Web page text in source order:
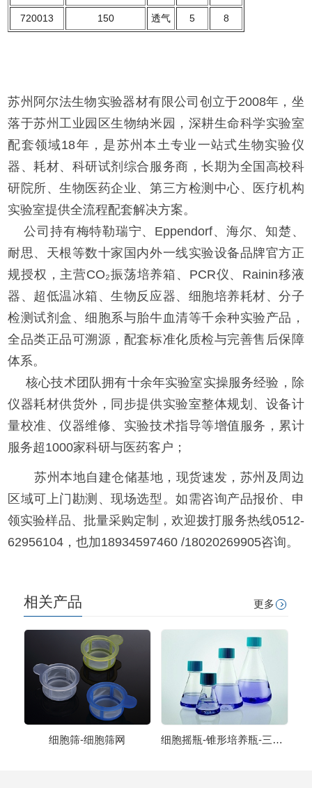
720013 150 透气 5 8
苏州阿尔法生物实验器材有限公司创立于2008年，坐
落于苏州工业园区生物纳米园，深耕生命科学实验室
配套领域18年，是苏州本土专业一站式生物实验仪
器、耗材、科研试剂综合服务商，长期为全国高校科
研院所、生物医药企业、第三方检测中心、医疗机构
实验室提供全流程配套解决方案。
公司持有梅特勒瑞宁、Eppendorf、海尔、知楚、
耐思、天根等数十家国内外一线实验设备品牌官方正
规授权，主营CO₂振荡培养箱、PCR仪、Rainin移液
器、超低温冰箱、生物反应器、细胞培养耗材、分子
检测试剂盒、细胞系与胎牛血清等千余种实验产品，
全品类正品可溯源，配套标准化质检与完善售后保障
体系。
核心技术团队拥有十余年实验室实操服务经验，除
仪器耗材供货外，同步提供实验室整体规划、设备计
量校准、仪器维修、实验技术指导等增值服务，累计
服务超1000家科研与医药客户；
苏州本地自建仓储基地，现货速发，苏州及周边
区域可上门勘测、现场选型。如需咨询产品报价、申
领实验样品、批量采购定制，欢迎拨打服务热线0512-
62956104，也加18934597460 /18020269905咨询。
相关产品 更多
细胞筛-细胞筛网 细胞摇瓶-锥形培养瓶-三角摇瓶